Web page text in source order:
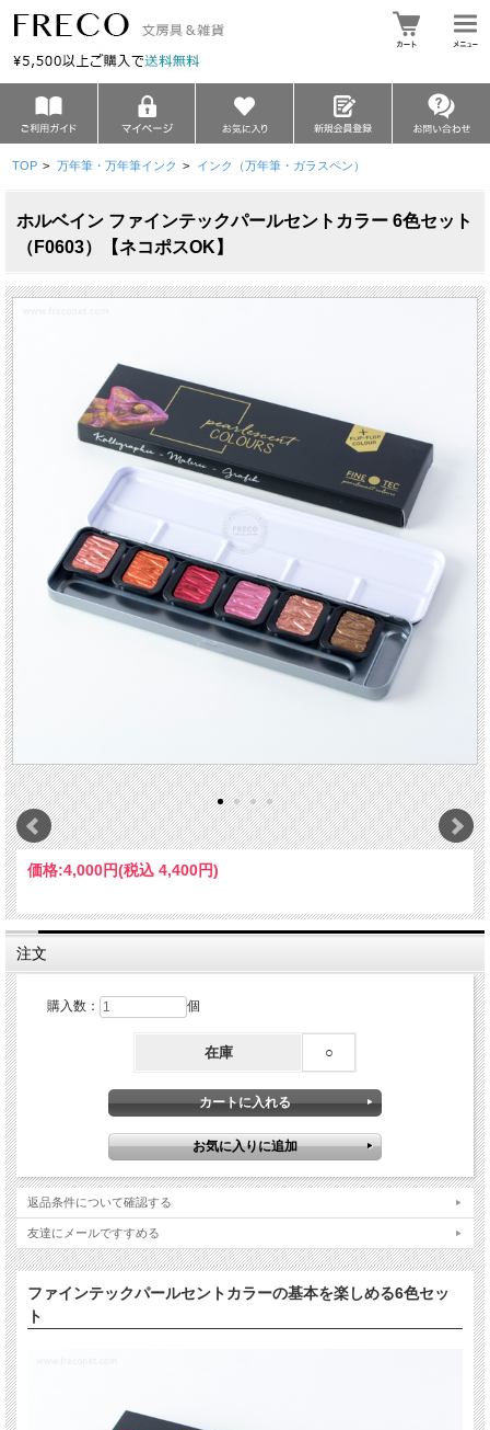
TOP > 万年筆・万年筆インク > インク（万年筆・ガラスペン）
ホルベイン ファインテックパールセントカラー 6色セット
（F0603）【ネコポスOK】
価格:4,000円(税込 4,400円)
注文
購入数： 個
在庫 ○
返品条件について確認する
友達にメールですすめる
ファインテックパールセントカラーの基本を楽しめる6色セッ
ト